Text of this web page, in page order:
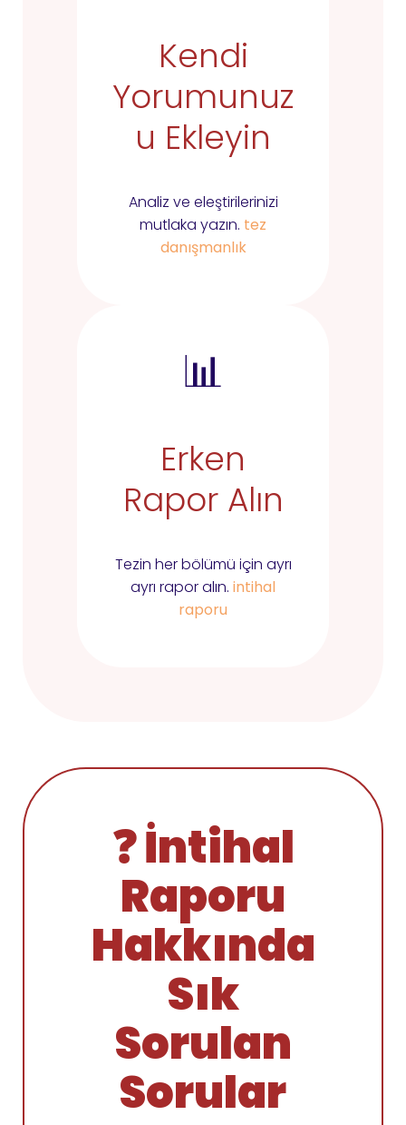
Kendi
Yorumunuz
u Ekleyin
Analiz ve eleştirilerinizi
mutlaka yazın. tez
danışmanlık
📊
Erken
Rapor Alın
Tezin her bölümü için ayrı
ayrı rapor alın. intihal
raporu
❓ İntihal
Raporu
Hakkında
Sık
Sorulan
Sorular